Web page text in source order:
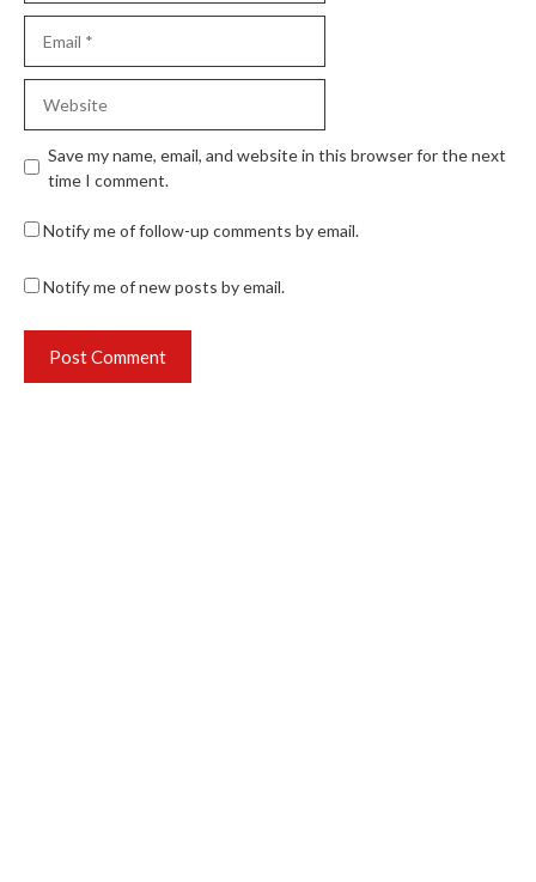
Save my name, email, and website in this browser for the next
time I comment.
Notify me of follow-up comments by email.
Notify me of new posts by email.